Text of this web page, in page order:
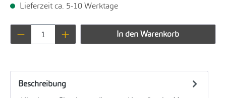
Lieferzeit ca. 5-10 Werktage
Produkt Anzahl: Gib den gewünschten
In den Warenkorb
Beschreibung